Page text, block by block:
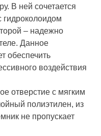
В ней сочетается
гидроколоидом
– надежно
Данное
обеспечить
воздействия
отверстие с мягким
полиэтилен, из
не пропускает